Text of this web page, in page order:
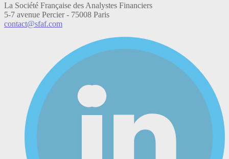
La Société Française des Analystes Financiers
5-7 avenue Percier - 75008 Paris
contact@sfaf.com